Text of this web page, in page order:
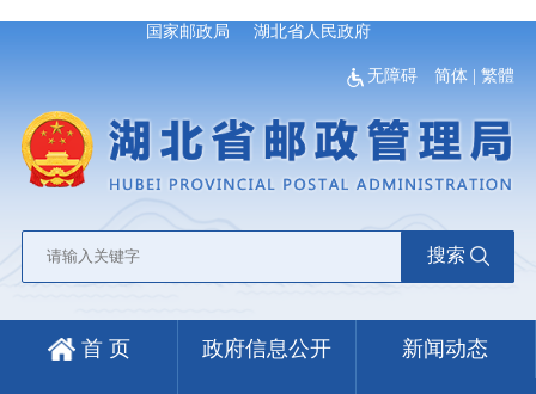
国家邮政局 湖北省人民政府
无障碍 简体 |繁體
搜索
首 页 政府信息公开 新闻动态